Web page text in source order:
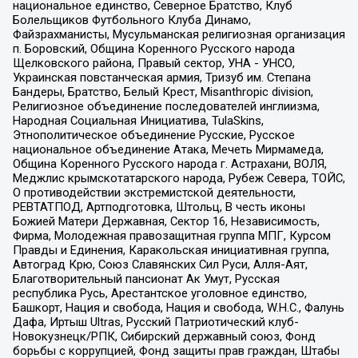
национальное единство, Северное Братство, Клуб
Болельщиков Футбольного Клуба Динамо,
Файзрахманисты, Мусульманская религиозная организация
п. Боровский, Община Коренного Русского народа
Щелковского района, Правый сектор, УНА - УНСО,
Украинская повстанческая армия, Тризуб им. Степана
Бандеры, Братство, Белый Крест, Misanthropic division,
Религиозное объединение последователей инглиизма,
Народная Социальная Инициатива, TulaSkins,
Этнополитическое объединение Русские, Русское
национальное объединение Атака, Мечеть Мирмамеда,
Община Коренного Русского народа г. Астрахани, ВОЛЯ,
Меджлис крымскотатарского народа, Рубеж Севера, ТОЙС,
О противодействии экстремистской деятельности,
РЕВТАТПОД, Артподготовка, Штольц, В честь иконы
Божией Матери Державная, Сектор 16, Независимость,
Фирма, Молодежная правозащитная группа МПГ, Курсом
Правды и Единения, Каракольская инициативная группа,
Автоград Крю, Союз Славянских Сил Руси, Алля-Аят,
Благотворительный пансионат Ак Умут, Русская
республика Русь, Арестантское уголовное единство,
Башкорт, Нация и свобода, Нация и свобода, W.H.С., Фалунь
Дафа, Иртыш Ultras, Русский Патриотический клуб-
Новокузнецк/РПК, Сибирский державный союз, Фонд
борьбы с коррупцией, Фонд защиты прав граждан, Штабы